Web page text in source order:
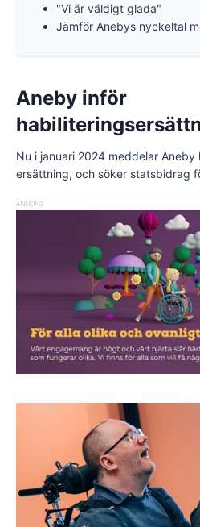
"Vi är väldigt glada"
Jämför Anebys nyckeltal
Aneby inför
Nu i januari 2024 meddelar
ersättning, och söker statsbidrag
ANNONS